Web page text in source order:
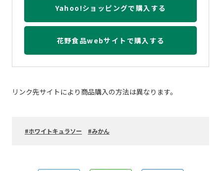
Yahoo!ショッピングで購入する
花野食品webサイトで購入する
リンク先サイトにより商品購入の方法は異なります。
ホワイトキュラソー みかん